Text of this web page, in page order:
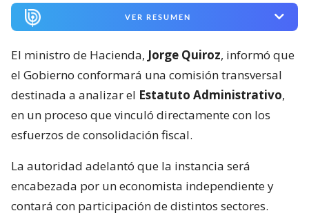
VER RESUMEN
El ministro de Hacienda, Jorge Quiroz, informó que
el Gobierno conformará una comisión transversal
destinada a analizar el Estatuto Administrativo,
en un proceso que vinculó directamente con los
esfuerzos de consolidación fiscal.
La autoridad adelantó que la instancia será
encabezada por un economista independiente y
contará con participación de distintos sectores.